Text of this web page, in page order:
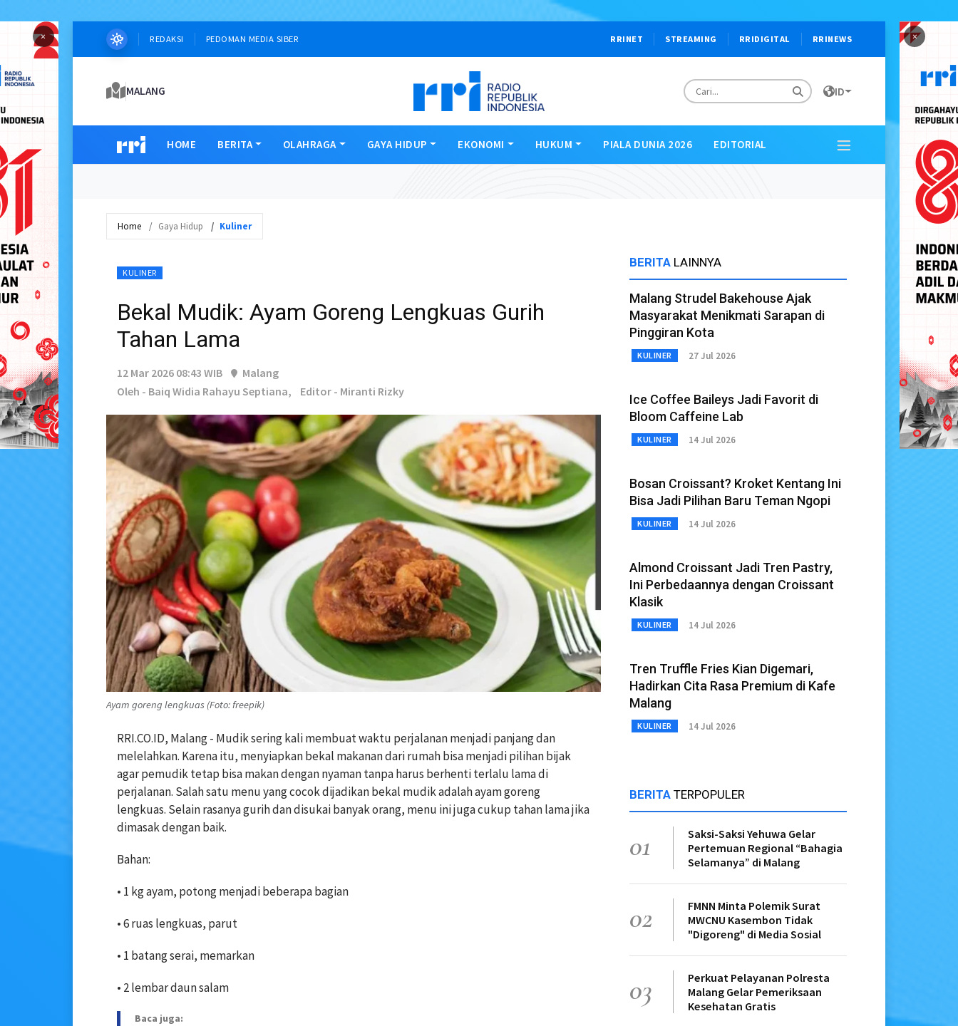
× ×
REDAKSI PEDOMAN MEDIA SIBER RRINET STREAMING RRIDIGITAL RRINEWS
MALANG ID
HOME BERITA OLAHRAGA GAYA HIDUP EKONOMI HUKUM PIALA DUNIA 2026 EDITORIAL
Home Gaya Hidup Kuliner
KULINER
Bekal Mudik: Ayam Goreng Lengkuas Gurih
Tahan Lama
12 Mar 2026 08:43 WIB
Malang
Oleh - Baiq Widia Rahayu Septiana,
Editor - Miranti Rizky
Ayam goreng lengkuas (Foto: freepik)
RRI.CO.ID, Malang - Mudik sering kali membuat waktu perjalanan menjadi panjang dan
melelahkan. Karena itu, menyiapkan bekal makanan dari rumah bisa menjadi pilihan bijak
agar pemudik tetap bisa makan dengan nyaman tanpa harus berhenti terlalu lama di
perjalanan. Salah satu menu yang cocok dijadikan bekal mudik adalah ayam goreng
lengkuas. Selain rasanya gurih dan disukai banyak orang, menu ini juga cukup tahan lama jika
dimasak dengan baik.
Bahan:
• 1 kg ayam, potong menjadi beberapa bagian
• 6 ruas lengkuas, parut
• 1 batang serai, memarkan
• 2 lembar daun salam
Baca juga:
BERITA LAINNYA
Malang Strudel Bakehouse Ajak
Masyarakat Menikmati Sarapan di
Pinggiran Kota
KULINER 27 Jul 2026
Ice Coffee Baileys Jadi Favorit di
Bloom Caffeine Lab
KULINER 14 Jul 2026
Bosan Croissant? Kroket Kentang Ini
Bisa Jadi Pilihan Baru Teman Ngopi
KULINER 14 Jul 2026
Almond Croissant Jadi Tren Pastry,
Ini Perbedaannya dengan Croissant
Klasik
KULINER 14 Jul 2026
Tren Truffle Fries Kian Digemari,
Hadirkan Cita Rasa Premium di Kafe
Malang
KULINER 14 Jul 2026
BERITA TERPOPULER
01
Saksi-Saksi Yehuwa Gelar
Pertemuan Regional “Bahagia
Selamanya” di Malang
02
FMNN Minta Polemik Surat
MWCNU Kasembon Tidak
"Digoreng" di Media Sosial
03
Perkuat Pelayanan Polresta
Malang Gelar Pemeriksaan
Kesehatan Gratis